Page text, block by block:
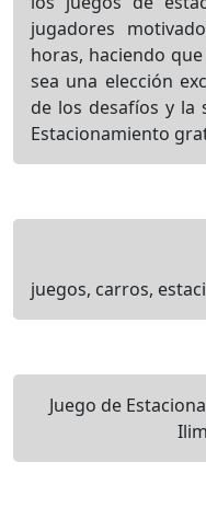
jugadores
horas, haciendo
sea una elección
de los desafíos y la
Estacionamiento
juegos, carros,
Juego de